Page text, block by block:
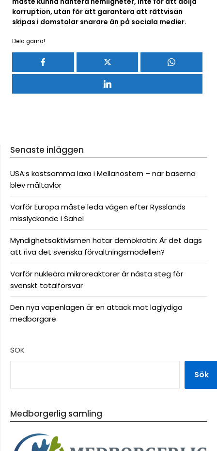
korruption, utan för att garantera att rättvisan
skipas i domstolar snarare än på sociala medier.
Dela gärna!
Senaste inläggen
USA:s kostsamma läxa i Mellanöstern – när baserna
blev måltavlor
Varför Europa måste leda vägen efter Rysslands
misslyckande i Sahel
Myndighetsaktivismen hotar demokratin: Är det dags
att riva det svenska förvaltningsmodellen?
Varför nukleära mikroreaktorer är nästa steg för
svenskt totalförsvar
Den nya vapenlagen är en attack mot laglydiga
medborgare
SÖK
Sök
Medborgerlig samling